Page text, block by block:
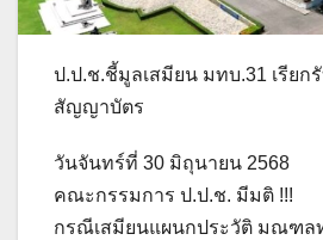
ป.ป.ช.ชี้มูลเสมียน มทบ.31 เรียก
สัญญาบัตร
วันจันทร์ที่ 30 มิถุนายน 2568
คณะกรรมการ ป.ป.ช. มีมติ !!!
กรณีเสมียนแผนกประวัติ มณฑล